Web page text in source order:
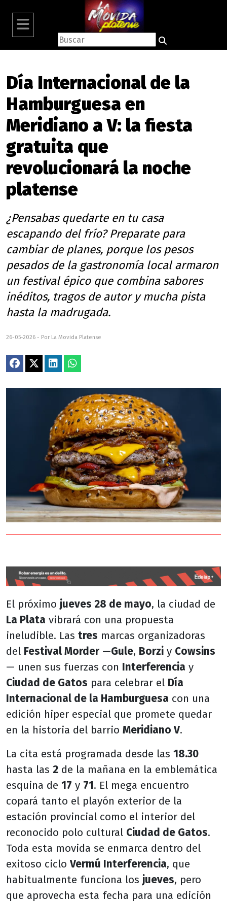
Día Internacional de la
Hamburguesa en
Meridiano a V: la fiesta
gratuita que
revolucionará la noche
platense
¿Pensabas quedarte en tu casa
escapando del frío? Preparate para
cambiar de planes, porque los pesos
pesados de la gastronomía local armaron
un festival épico que combina sabores
inéditos, tragos de autor y mucha pista
hasta la madrugada.
26-05-2026 - Por La Movida Platense
El próximo jueves 28 de mayo, la ciudad de
La Plata vibrará con una propuesta
ineludible. Las tres marcas organizadoras
del Festival Morder—Gule, Borzi y Cowsins
— unen sus fuerzas con Interferencia y
Ciudad de Gatos para celebrar el Día
Internacional de la Hamburguesa con una
edición hiper especial que promete quedar
en la historia del barrio Meridiano V.
La cita está programada desde las 18.30
hasta las 2 de la mañana en la emblemática
esquina de 17 y 71. El mega encuentro
copará tanto el playón exterior de la
estación provincial como el interior del
reconocido polo cultural Ciudad de Gatos.
Toda esta movida se enmarca dentro del
exitoso cicloVermú Interferencia, que
habitualmente funciona los jueves, pero
que aprovecha esta fecha para una edición